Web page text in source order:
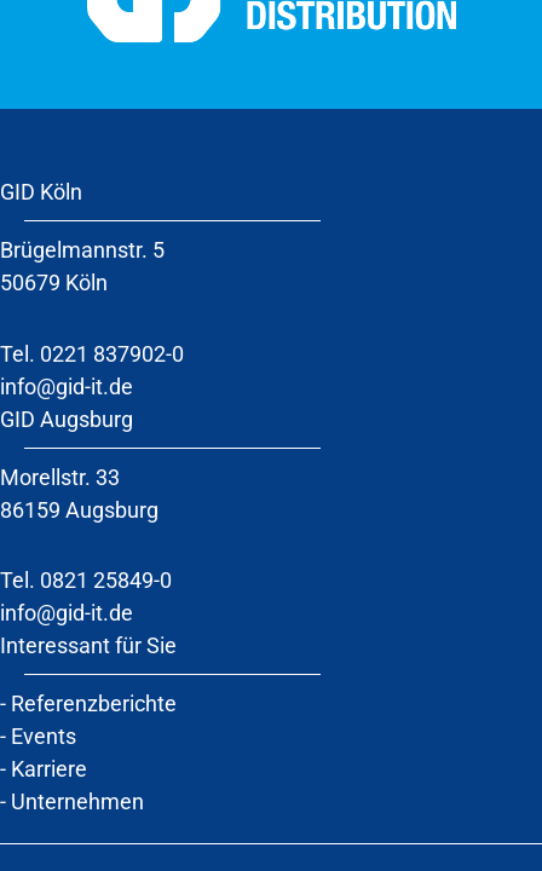
GID Köln
Brügelmannstr. 5
50679 Köln
Tel. 0221 837902-0
info@gid-it.de
GID Augsburg
Morellstr. 33
86159 Augsburg
Tel. 0821 25849-0
info@gid-it.de
Interessant für Sie
- Referenzberichte
- Events
- Karriere
- Unternehmen